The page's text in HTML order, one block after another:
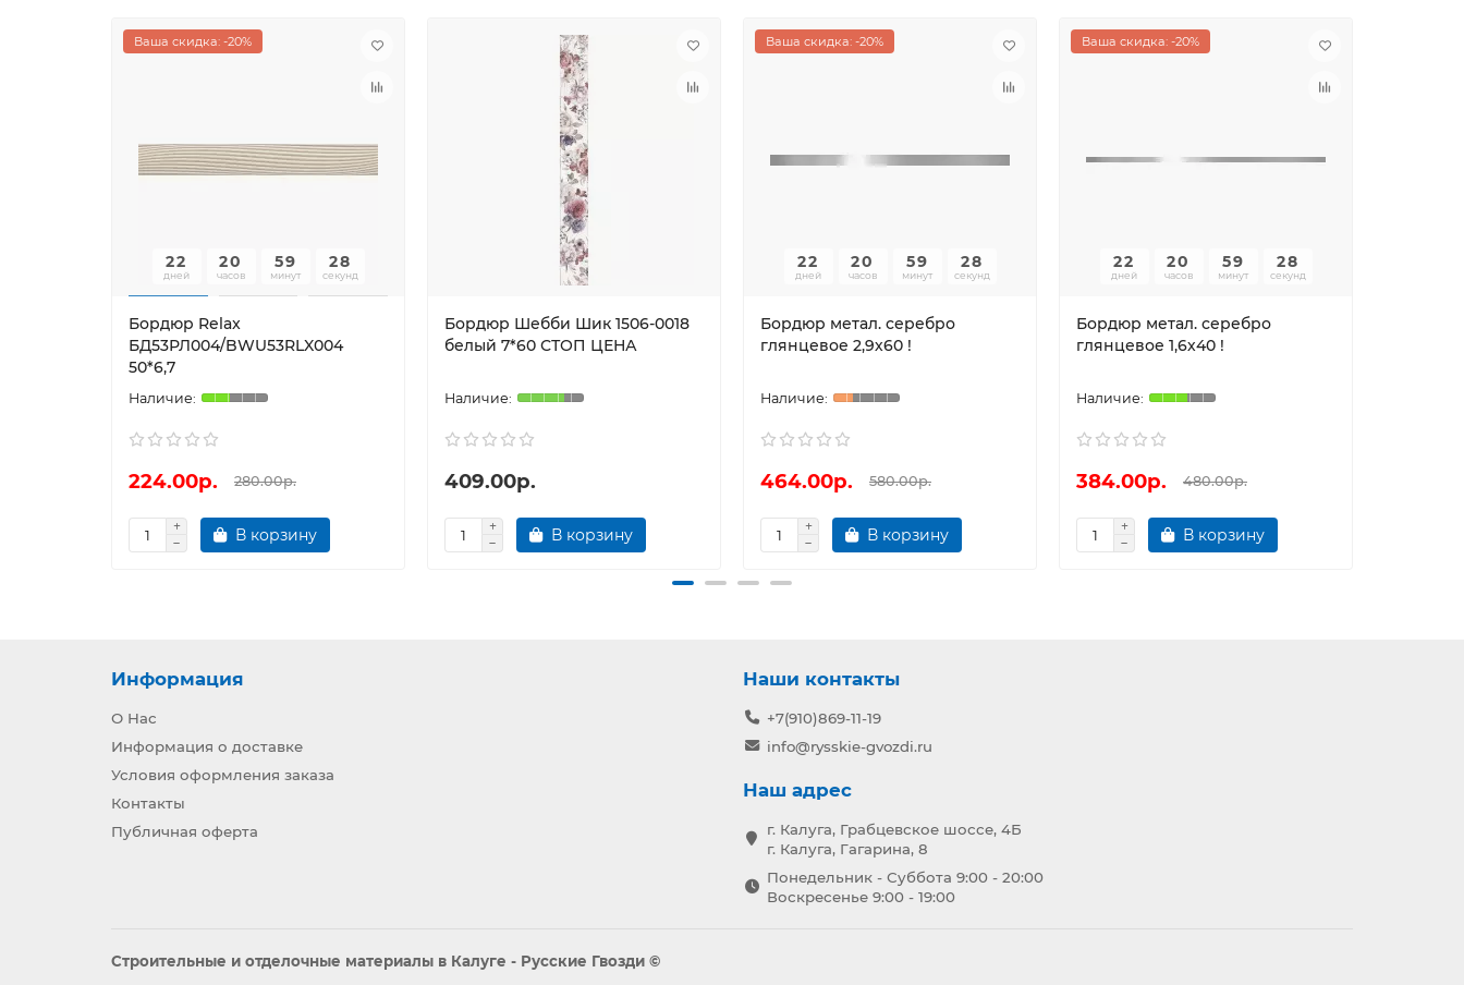
Ваша скидка: -20%
22
дней
20
часов
59
минут
27
секунд
Бордюр Relax
БД53РЛ004/BWU53RLX004
50*6,7
224.00р. 280.00р.
В корзину
Бордюр Шебби Шик 1506-0018
белый 7*60 СТОП ЦЕНА
409.00р.
В корзину
Ваша скидка: -20%
22
дней
20
часов
59
минут
27
секунд
Бордюр метал. серебро
глянцевое 2,9х60 !
464.00р. 580.00р.
В корзину
Ваша скидка: -20%
22
дней
20
часов
59
минут
27
секунд
Бордюр метал. серебро
глянцевое 1,6х40 !
384.00р. 480.00р.
В корзину
Информация
О Нас
Информация о доставке
Условия оформления заказа
Контакты
Публичная оферта
Наши контакты
+7(910)869-11-19
info@rysskie-gvozdi.ru
Наш адрес
г. Калуга, Грабцевское шоссе, 4Б
г. Калуга, Гагарина, 8
Понедельник - Суббота 9:00 - 20:00
Воскресенье 9:00 - 19:00
Строительные и отделочные материалы в Калуге - Русские Гвозди ©